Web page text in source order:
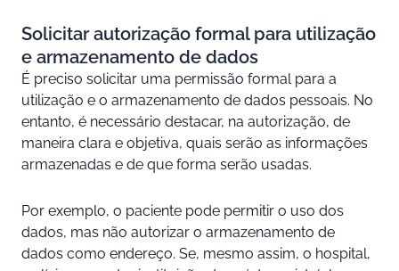
Solicitar autorização formal para utilização
e armazenamento de dados
É preciso solicitar uma permissão formal para a
utilização e o armazenamento de dados pessoais. No
entanto, é necessário destacar, na autorização, de
maneira clara e objetiva, quais serão as informações
armazenadas e de que forma serão usadas.
Por exemplo, o paciente pode permitir o uso dos
dados, mas não autorizar o armazenamento de
dados como endereço. Se, mesmo assim, o hospital,